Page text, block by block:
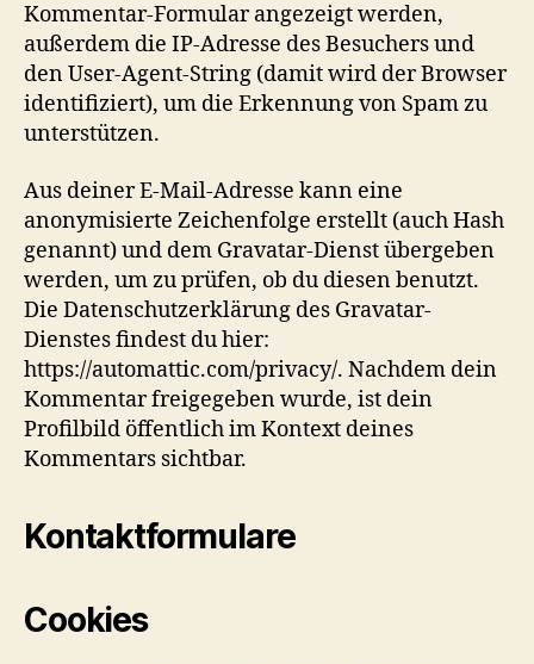
Kommentar-Formular angezeigt werden,
außerdem die IP-Adresse des Besuchers und
den User-Agent-String (damit wird der Browser
identifiziert), um die Erkennung von Spam zu
unterstützen.
Aus deiner E-Mail-Adresse kann eine
anonymisierte Zeichenfolge erstellt (auch Hash
genannt) und dem Gravatar-Dienst übergeben
werden, um zu prüfen, ob du diesen benutzt.
Die Datenschutzerklärung des Gravatar-
Dienstes findest du hier:
https://automattic.com/privacy/. Nachdem dein
Kommentar freigegeben wurde, ist dein
Profilbild öffentlich im Kontext deines
Kommentars sichtbar.
Kontaktformulare
Cookies